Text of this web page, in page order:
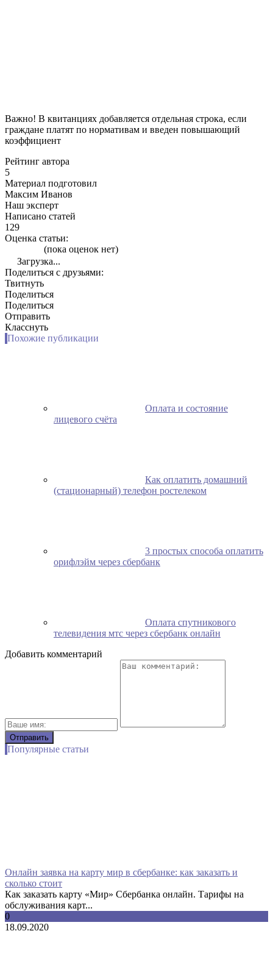
Важно! В квитанциях добавляется отдельная строка, если
граждане платят по нормативам и введен повышающий
коэффициент
Рейтинг автора
5
Материал подготовил
Максим Иванов
Наш эксперт
Написано статей
129
Оценка статьи:
(пока оценок нет)
Загрузка...
Поделиться с друзьями:
Твитнуть
Поделиться
Поделиться
Отправить
Класснуть
Похожие публикации
Оплата и состояние
лицевого счёта
Как оплатить домашний
(стационарный) телефон ростелеком
3 простых способа оплатить
орифлэйм через сбербанк
Оплата спутникового
телевидения мтс через сбербанк онлайн
Добавить комментарий
Популярные статьи
Онлайн заявка на карту мир в сбербанке: как заказать и
сколько стоит
Как заказать карту «Мир» Сбербанка онлайн. Тарифы на
обслуживания карт...
0
18.09.2020